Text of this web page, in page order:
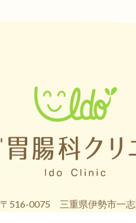
〒516-0075 三重県伊勢市一